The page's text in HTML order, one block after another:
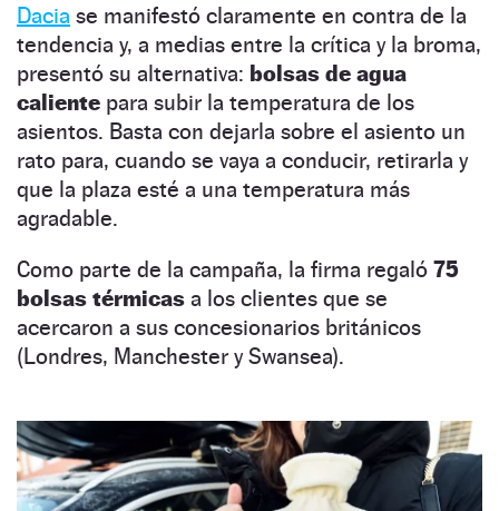
Dacia se manifestó claramente en contra de la
tendencia y, a medias entre la crítica y la broma,
presentó su alternativa: bolsas de agua
caliente para subir la temperatura de los
asientos. Basta con dejarla sobre el asiento un
rato para, cuando se vaya a conducir, retirarla y
que la plaza esté a una temperatura más
agradable.
Como parte de la campaña, la firma regaló 75
bolsas térmicas a los clientes que se
acercaron a sus concesionarios británicos
(Londres, Manchester y Swansea).